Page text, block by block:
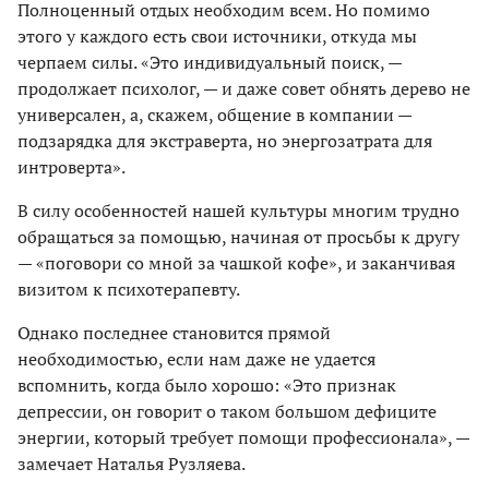
Полноценный отдых необходим всем. Но помимо
этого у каждого есть свои источники, откуда мы
черпаем силы. «Это индивидуальный поиск, —
продолжает психолог, — и даже совет обнять дерево не
универсален, а, скажем, общение в компании —
подзарядка для экстраверта, но энергозатрата для
интроверта».
В силу особенностей нашей культуры многим трудно
обращаться за помощью, начиная от просьбы к другу
— «поговори со мной за чашкой кофе», и заканчивая
визитом к психотерапевту.
Однако последнее становится прямой
необходимостью, если нам даже не удается
вспомнить, когда было хорошо: «Это признак
депрессии, он говорит о таком большом дефиците
энергии, который требует помощи профессионала», —
замечает Наталья Рузляева.